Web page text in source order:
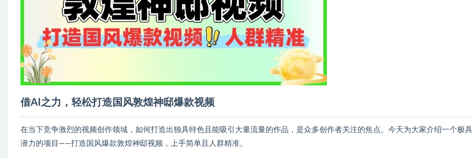
借AI之力，轻松打造国风敦煌神邸爆款视频
在当下竞争激烈的视频创作领域，如何打造出独具特色且能吸引大量流量的作品，是众多创作者关注的焦点。今天为大家介绍一个极具
潜力的项目——打造国风爆款敦煌神邸视频，上手简单且人群精准。